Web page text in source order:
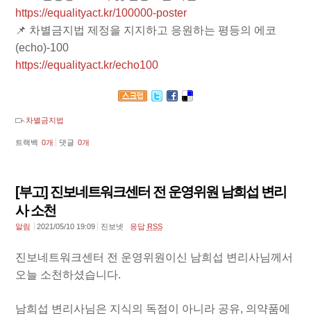
https://equalityact.kr/100000-poster
📌 차별금지법 제정을 지지하고 응원하는 평등의 에코
(echo)-100
https://equalityact.kr/echo100
차별금지법
트랙백 0개 댓글 0개
[부고] 진보네트워크센터 전 운영위원 남희섭 변리
사 소천
알림 2021/05/10 19:09 진보넷 응답 RSS
진보네트워크센터 전 운영위원이신 남희섭 변리사님께서
오늘 소천하셨습니다.
남희섭 변리사님은 지식의 독점이 아니라 공유, 의약품에